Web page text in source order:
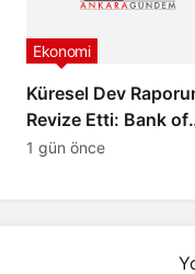
Küresel Dev
Revize Etti: Bank of
America’dan Türkiye
Ekonomi
1 gün önce